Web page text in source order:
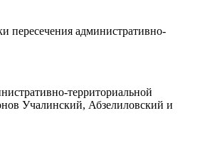
пересечения административно-
территориальной
Учалинский, Абзелиловский и